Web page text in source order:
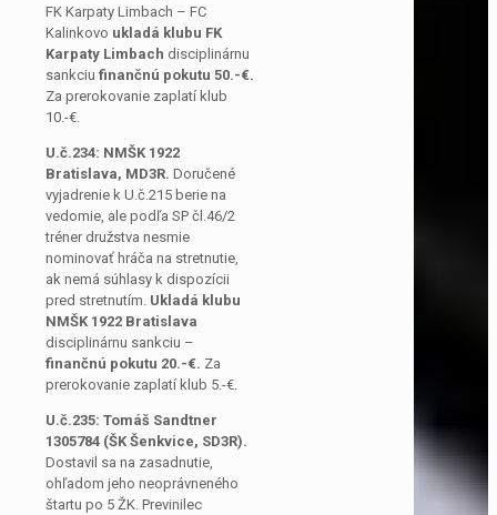
FK Karpaty Limbach – FC
Kalinkovo ukladá klubu FK
Karpaty Limbach disciplinárnu
sankciu finančnú pokutu 50.-€.
Za prerokovanie zaplatí klub
10.-€.
U.č.234: NMŠK 1922
Bratislava, MD3R. Doručené
vyjadrenie k U.č.215 berie na
vedomie, ale podľa SP čl.46/2
tréner družstva nesmie
nominovať hráča na stretnutie,
ak nemá súhlasy k dispozícii
pred stretnutím. Ukladá klubu
NMŠK 1922 Bratislava
disciplinárnu sankciu –
finančnú pokutu 20.-€. Za
prerokovanie zaplatí klub 5.-€.
U.č.235: Tomáš Sandtner
1305784 (ŠK Šenkvice, SD3R).
Dostavil sa na zasadnutie,
ohľadom jeho neoprávneného
štartu po 5 ŽK. Previnilec